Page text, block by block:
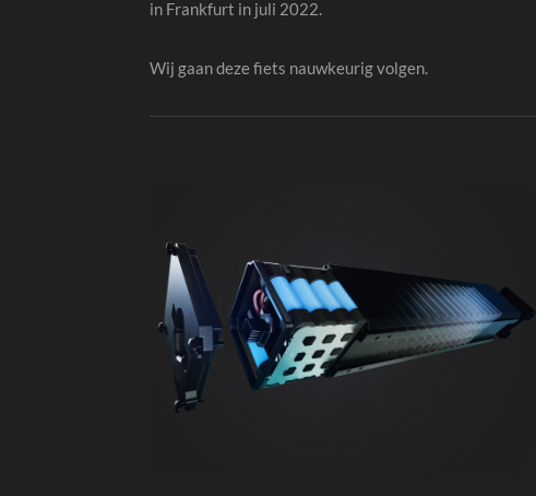
in Frankfurt in juli 2022.
Wij gaan deze fiets nauwkeurig volgen.